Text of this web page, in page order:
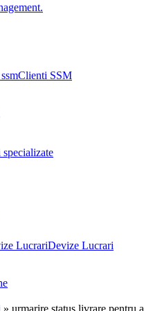
Clienti SSM
Devize Lucrari
» urmarire status livrare pentru